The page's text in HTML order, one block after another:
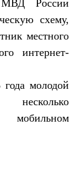
России
схему,
местного
интернет-
молодой
мобильном